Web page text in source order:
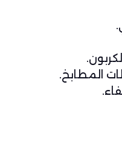
المطابخ.